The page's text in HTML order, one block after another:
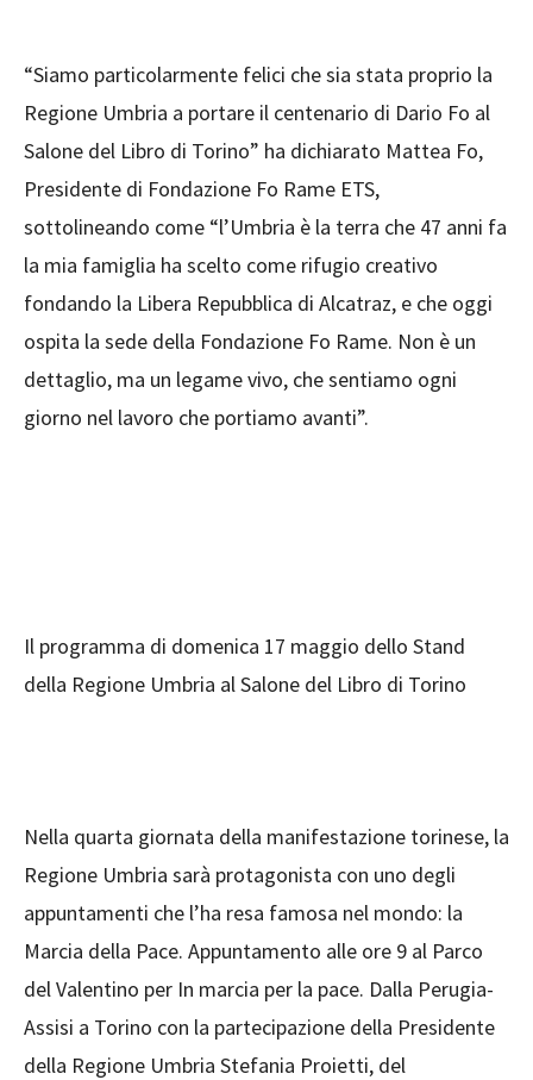
“Siamo particolarmente felici che sia stata proprio la
Regione Umbria a portare il centenario di Dario Fo al
Salone del Libro di Torino” ha dichiarato Mattea Fo,
Presidente di Fondazione Fo Rame ETS,
sottolineando come “l’Umbria è la terra che 47 anni fa
la mia famiglia ha scelto come rifugio creativo
fondando la Libera Repubblica di Alcatraz, e che oggi
ospita la sede della Fondazione Fo Rame. Non è un
dettaglio, ma un legame vivo, che sentiamo ogni
giorno nel lavoro che portiamo avanti”.
Il programma di domenica 17 maggio dello Stand
della Regione Umbria al Salone del Libro di Torino
Nella quarta giornata della manifestazione torinese, la
Regione Umbria sarà protagonista con uno degli
appuntamenti che l’ha resa famosa nel mondo: la
Marcia della Pace. Appuntamento alle ore 9 al Parco
del Valentino per In marcia per la pace. Dalla Perugia-
Assisi a Torino con la partecipazione della Presidente
della Regione Umbria Stefania Proietti, del